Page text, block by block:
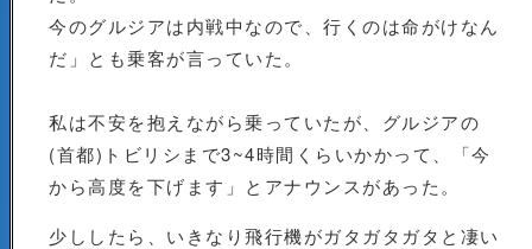
今のグルジアは内戦中なので、行くのは命がけなん
だ」とも乗客が言っていた。
私は不安を抱えながら乗っていたが、グルジアの
(首都)トビリシまで3~4時間くらいかかって、「今
から高度を下げます」とアナウンスがあった。
少ししたら、いきなり飛行機がガタガタガタと凄い